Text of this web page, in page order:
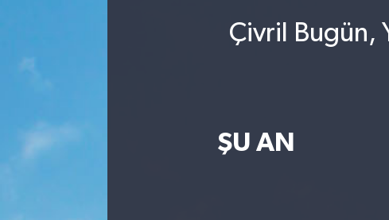
Çivril Bugün,
ŞU AN